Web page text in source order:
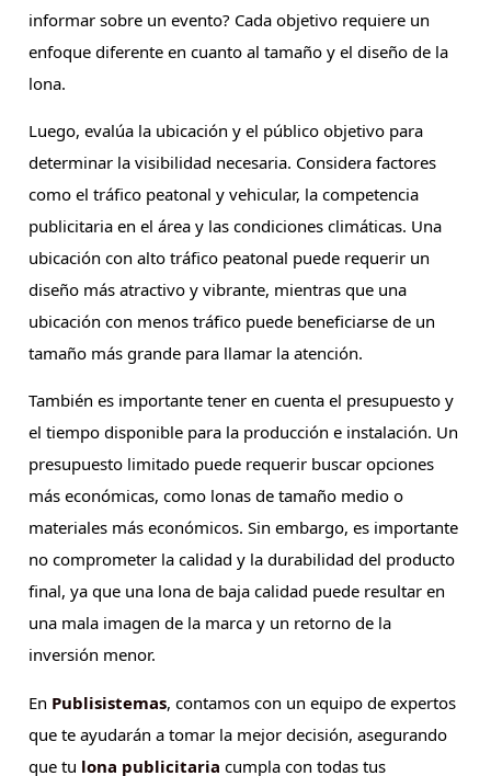
informar sobre un evento? Cada objetivo requiere un
enfoque diferente en cuanto al tamaño y el diseño de la
lona.
Luego, evalúa la ubicación y el público objetivo para
determinar la visibilidad necesaria. Considera factores
como el tráfico peatonal y vehicular, la competencia
publicitaria en el área y las condiciones climáticas. Una
ubicación con alto tráfico peatonal puede requerir un
diseño más atractivo y vibrante, mientras que una
ubicación con menos tráfico puede beneficiarse de un
tamaño más grande para llamar la atención.
También es importante tener en cuenta el presupuesto y
el tiempo disponible para la producción e instalación. Un
presupuesto limitado puede requerir buscar opciones
más económicas, como lonas de tamaño medio o
materiales más económicos. Sin embargo, es importante
no comprometer la calidad y la durabilidad del producto
final, ya que una lona de baja calidad puede resultar en
una mala imagen de la marca y un retorno de la
inversión menor.
En Publisistemas, contamos con un equipo de expertos
que te ayudarán a tomar la mejor decisión, asegurando
que tu lona publicitaria cumpla con todas tus